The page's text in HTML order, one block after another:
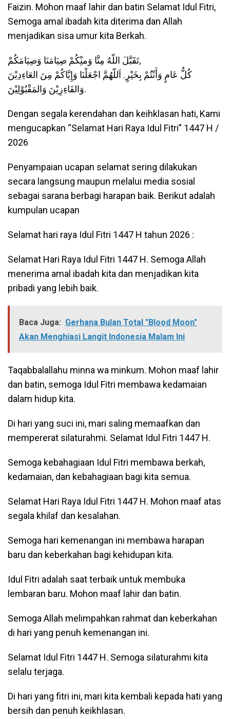
Faizin. Mohon maaf lahir dan batin Selamat Idul Fitri,
Semoga amal ibadah kita diterima dan Allah
menjadikan sisa umur kita Berkah.
تَقَبَّلَ اللّهُ مِنَّا وَمنِْكُمْ صِيَامَنَا وَصِيَامَكُمْ,
كُلُّ عَامٍ وَأَنْتُمْ بِخَيْرٍ. اَللّهُمَّ اجْعَلْنَا وَإِيَّاكُمْ مِنَ العَاءِدِيْنَ
وَالفَاءِزِيْنَ وَالمَقْبُوْلِيْنَ.
Dengan segala kerendahan dan keihklasan hati, Kami
mengucapkan “Selamat Hari Raya Idul Fitri” 1447 H /
2026
Penyampaian ucapan selamat sering dilakukan
secara langsung maupun melalui media sosial
sebagai sarana berbagi harapan baik. Berikut adalah
kumpulan ucapan
Selamat hari raya Idul Fitri 1447 H tahun 2026 :
Selamat Hari Raya Idul Fitri 1447 H. Semoga Allah
menerima amal ibadah kita dan menjadikan kita
pribadi yang lebih baik.
Baca Juga: Gerhana Bulan Total "Blood Moon"
Akan Menghiasi Langit Indonesia Malam Ini
Taqabbalallahu minna wa minkum. Mohon maaf lahir
dan batin, semoga Idul Fitri membawa kedamaian
dalam hidup kita.
Di hari yang suci ini, mari saling memaafkan dan
mempererat silaturahmi. Selamat Idul Fitri 1447 H.
Semoga kebahagiaan Idul Fitri membawa berkah,
kedamaian, dan kebahagiaan bagi kita semua.
Selamat Hari Raya Idul Fitri 1447 H. Mohon maaf atas
segala khilaf dan kesalahan.
Semoga hari kemenangan ini membawa harapan
baru dan keberkahan bagi kehidupan kita.
Idul Fitri adalah saat terbaik untuk membuka
lembaran baru. Mohon maaf lahir dan batin.
Semoga Allah melimpahkan rahmat dan keberkahan
di hari yang penuh kemenangan ini.
Selamat Idul Fitri 1447 H. Semoga silaturahmi kita
selalu terjaga.
Di hari yang fitri ini, mari kita kembali kepada hati yang
bersih dan penuh keikhlasan.